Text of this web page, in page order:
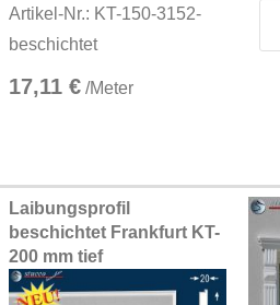
Artikel-Nr.: KT-150-3152-
beschichtet
17,11 € /Meter
Laibungsprofil
beschichtet Frankfurt KT-
200 mm tief